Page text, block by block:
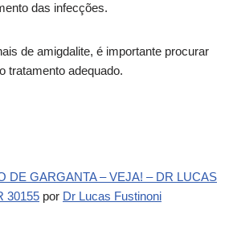
das infecções.
de amigdalite, é importante procurar
tratamento adequado.
DE GARGANTA – VEJA! – DR LUCAS
30155 por Dr Lucas Fustinoni